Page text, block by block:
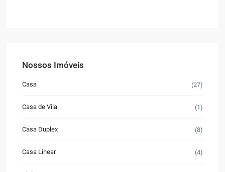
Nossos Imóveis
Casa (27)
Casa de Vila (1)
Casa Duplex (8)
Casa Linear (4)